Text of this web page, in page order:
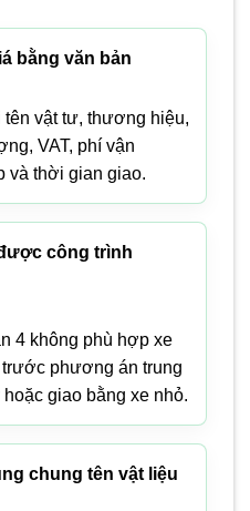
bằng văn bản
tên vật tư, thương hiệu,
VAT, phí vận
và thời gian giao.
công trình
4 không phù hợp xe
phương án trung
giao bằng xe nhỏ.
chung tên vật liệu